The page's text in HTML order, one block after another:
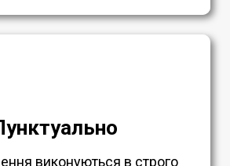
виконуються в строго